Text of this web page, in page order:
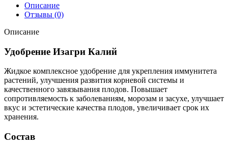
Описание
Отзывы (0)
Описание
Удобрение Изагри Калий
Жидкое комплексное удобрение для укрепления иммунитета
растений, улучшения развития корневой системы и
качественного завязывания плодов. Повышает
сопротивляемость к заболеваниям, морозам и засухе, улучшает
вкус и эстетические качества плодов, увеличивает срок их
хранения.
Состав